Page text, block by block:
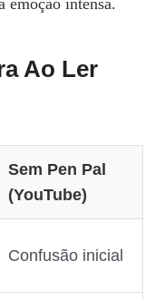
emoção intensa.
Ao Ler
Sem Pen Pal
(YouTube)
Confusão inicial